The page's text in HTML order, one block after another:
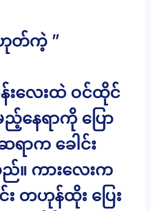
ဟုတ်ကဲ့ ”
န်းလေးထဲ ဝင်ထိုင်
နေရာကို ပြော
ာက ခေါင်း
ကားလေးက
တဟုန်ထိုး ပြေး